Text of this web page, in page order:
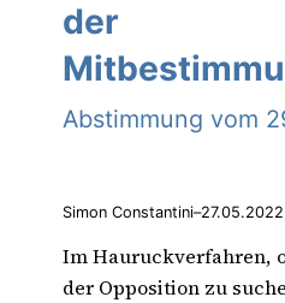
der
Abstimmung vom
Simon Constantini–27.05.2022
Im Hauruckverfahren,
der Opposition zu